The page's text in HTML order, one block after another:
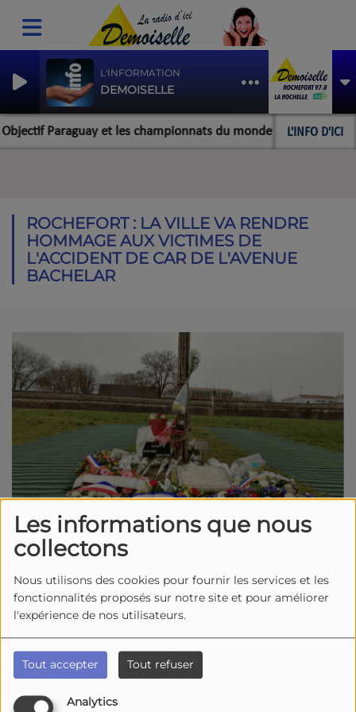
Les informations que nous
collectons
Nous utilisons des cookies pour fournir les services et les
fonctionnalités proposés sur notre site et pour améliorer
l'expérience de nos utilisateurs.
Tout accepter Tout refuser
Analytics
L'INFORMATION
DEMOISELLE
L'INFO D'ICI
Paraguay et les championnats du monde pour l'équipe
ROCHEFORT : LA VILLE VA RENDRE
HOMMAGE AUX VICTIMES DE
L'ACCIDENT DE CAR DE L'AVENUE
BACHELAR
02 février 2026 - 5801 vues
Dans quelques jours, les rochefortais vont
car de l’avenue Bachelar.Un terrible accident de
la route qui s’était produit il y a bientôt 10 ans, le
collison entre un car de transports scolaires et